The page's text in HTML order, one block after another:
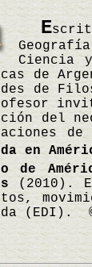
E
Ciencia
de
de
del
en
de
(2010).
(EDI).